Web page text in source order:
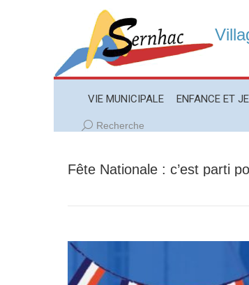
VIE MUNICIPALE ENFANCE ET
Recherche
Recherche
Fête Nationale : c’est parti
VIE MUNICIPALE ENFANCE ET